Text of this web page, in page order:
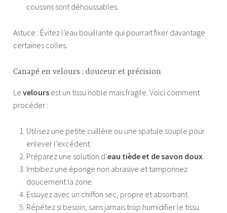
coussins sont déhoussables.
Astuce : Évitez l’eau bouillante qui pourrait fixer davantage
certaines colles.
Canapé en velours : douceur et précision
Levelours est un tissu noble mais fragile. Voici comment
procéder :
Utilisez une petite cuillère ou une spatule souple pour
enlever l’excédent.
Préparez une solution d’eau tiède et de savon doux
Imbibez une éponge non abrasive et tamponnez
doucement la zone.
Essuyez avec un chiffon sec, propre et absorbant.
Répétez si besoin, sans jamais trop humidifier le tissu.